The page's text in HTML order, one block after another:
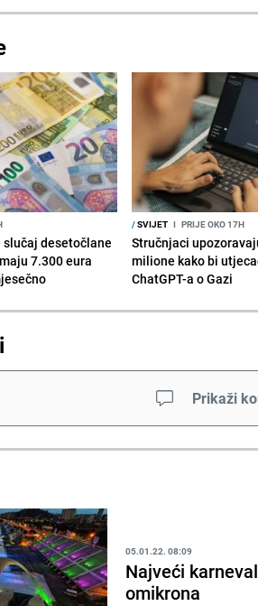
desetočlane
7.300 eura
/SVIJET I PRIJE OKO 17H
Stručnjaci
milione kako bi
ChatGPT-a o Gazi
Prikaži
05.01.22. 08:09
Najveći
omikrona